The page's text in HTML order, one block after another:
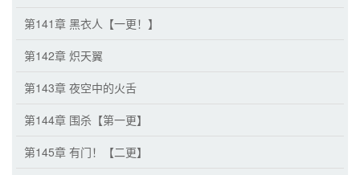
第141章 黑衣人【一更！】
第142章 炽天翼
第143章 夜空中的火舌
第144章 围杀【第一更】
第145章 有门！【二更】